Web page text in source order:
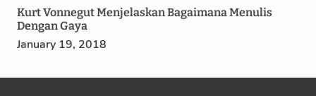
Kurt Vonnegut Menjelaskan Bagaimana Menulis
Dengan Gaya
January 19, 2018